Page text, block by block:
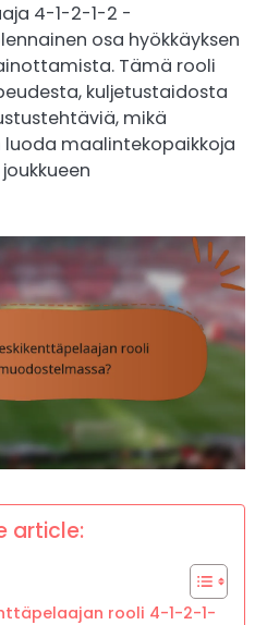
4-1-2-1-2 -
osa hyökkäyksen
Tämä rooli
kuljetustaidosta
mikä
maalintekopaikkoja
article:
rooli 4-1-2-1-